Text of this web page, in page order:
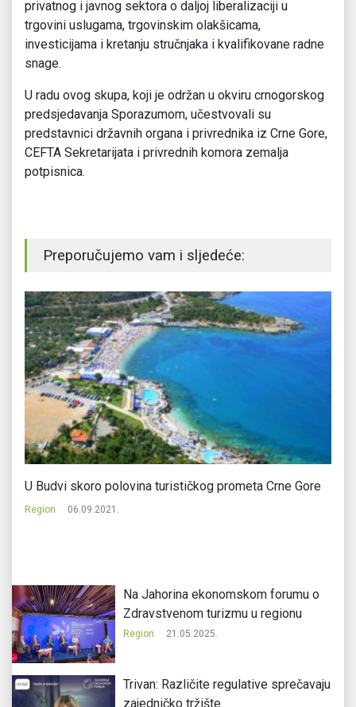
privatnog i javnog sektora o daljoj liberalizaciji u
trgovini uslugama, trgovinskim olakšicama,
investicijama i kretanju stručnjaka i kvalifikovane radne
snage.
U radu ovog skupa, koji je održan u okviru crnogorskog
predsjedavanja Sporazumom, učestvovali su
predstavnici državnih organa i privrednika iz Crne Gore,
CEFTA Sekretarijata i privrednih komora zemalja
potpisnica.
Preporučujemo vam i sljedeće:
U Budvi skoro polovina turističkog prometa Crne Gore
Region 06.09.2021.
Na Jahorina ekonomskom forumu o
Zdravstvenom turizmu u regionu
Region 21.05.2025.
Trivan: Različite regulative sprečavaju
zajedničko tržište